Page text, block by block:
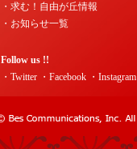
・求む！自由が丘情報
・お知らせ一覧
Follow us !!
・Twitter
・Facebook ・Instagram